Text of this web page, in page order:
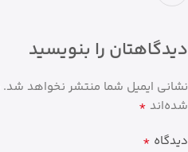
دیدگاهتان را بنویسید
نشانی ایمیل شما منتشر نخواهد شد.
شده‌اند *
دیدگاه *